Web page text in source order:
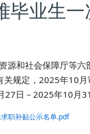
毕业生
和社会保障厅等六
关规定，2025年10
日－2025年10月
职补贴公示名单.pdf